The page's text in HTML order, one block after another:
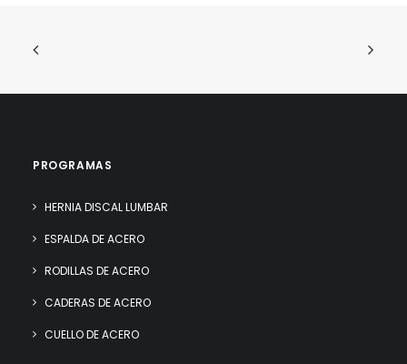
PROGRAMAS
HERNIA DISCAL LUMBAR
ESPALDA DE ACERO
RODILLAS DE ACERO
CADERAS DE ACERO
CUELLO DE ACERO